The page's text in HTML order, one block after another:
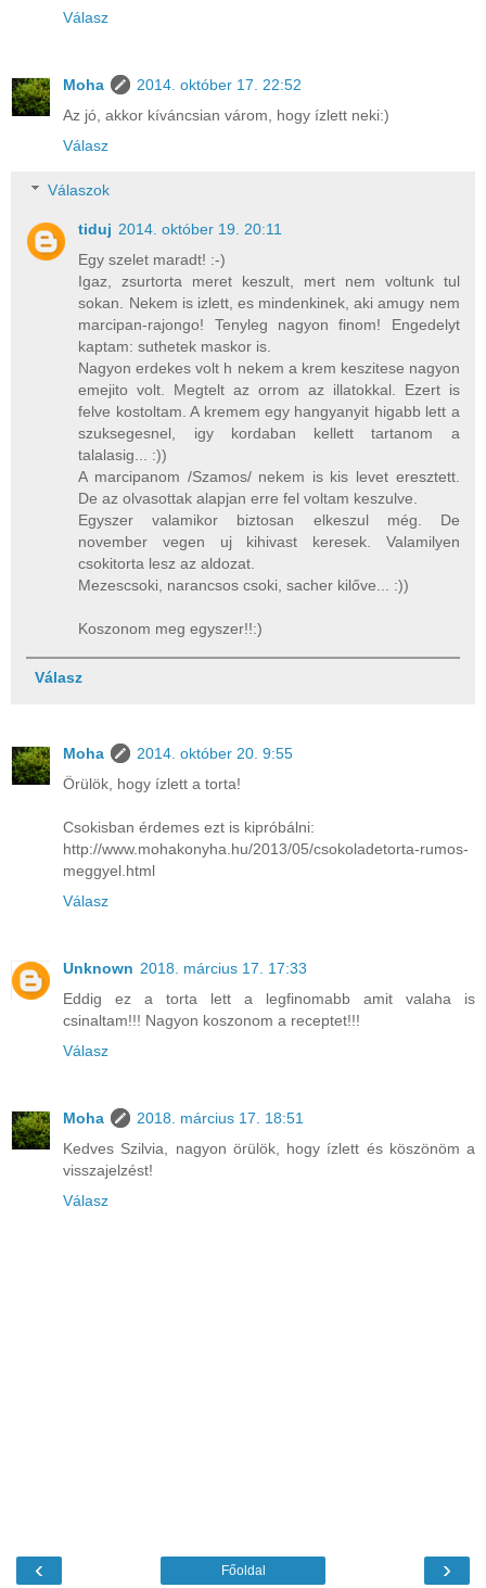
Válasz
Moha
2014. október 17. 22:52
Az jó, akkor kíváncsian várom, hogy ízlett neki:)
Válasz
Válaszok
tiduj 2014. október 19. 20:11
Egy szelet maradt! :-)
Igaz, zsurtorta meret keszult, mert nem voltunk tul
sokan. Nekem is izlett, es mindenkinek, aki amugy nem
marcipan-rajongo! Tenyleg nagyon finom! Engedelyt
kaptam: suthetek maskor is.
Nagyon erdekes volt h nekem a krem keszitese nagyon
emejito volt. Megtelt az orrom az illatokkal. Ezert is
felve kostoltam. A kremem egy hangyanyit higabb lett a
szuksegesnel, igy kordaban kellett tartanom a
talalasig... :))
A marcipanom /Szamos/ nekem is kis levet eresztett.
De az olvasottak alapjan erre fel voltam keszulve.
Egyszer valamikor biztosan elkeszul még. De
november vegen uj kihivast keresek. Valamilyen
csokitorta lesz az aldozat.
Mezescsoki, narancsos csoki, sacher kilőve... :))
Koszonom meg egyszer!!:)
Válasz
Moha
2014. október 20. 9:55
Örülök, hogy ízlett a torta!
Csokisban érdemes ezt is kipróbálni:
http://www.mohakonyha.hu/2013/05/csokoladetorta-rumos-
meggyel.html
Válasz
Unknown 2018. március 17. 17:33
Eddig ez a torta lett a legfinomabb amit valaha is
csinaltam!!! Nagyon koszonom a receptet!!!
Válasz
Moha
2018. március 17. 18:51
Kedves Szilvia, nagyon örülök, hogy ízlett és köszönöm a
visszajelzést!
Válasz
‹ ›
Főoldal